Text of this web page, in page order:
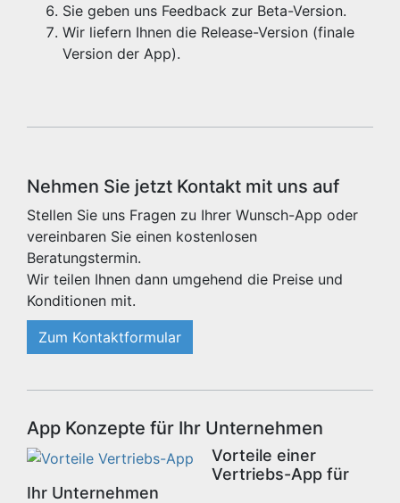
Sie geben uns Feedback zur Beta-Version.
Wir liefern Ihnen die Release-Version (finale
Version der App).
Nehmen Sie jetzt Kontakt mit uns auf
Stellen Sie uns Fragen zu Ihrer Wunsch-App oder
vereinbaren Sie einen kostenlosen
Beratungstermin.
Wir teilen Ihnen dann umgehend die Preise und
Konditionen mit.
Zum Kontaktformular
App Konzepte für Ihr Unternehmen
Vorteile einer
Vertriebs-App für
Ihr Unternehmen